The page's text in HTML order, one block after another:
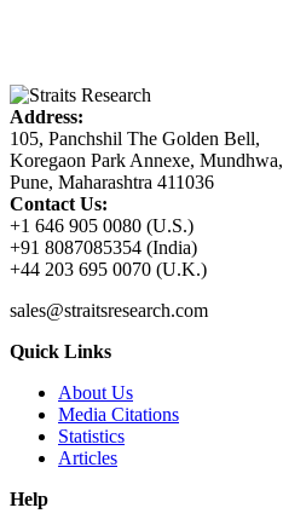
Address:
105, Panchshil The Golden Bell,
Koregaon Park Annexe, Mundhwa,
Pune, Maharashtra 411036
Contact Us:
+1 646 905 0080 (U.S.)
+91 8087085354 (India)
+44 203 695 0070 (U.K.)
sales@straitsresearch.com
Quick Links
About Us
Media Citations
Statistics
Articles
Help